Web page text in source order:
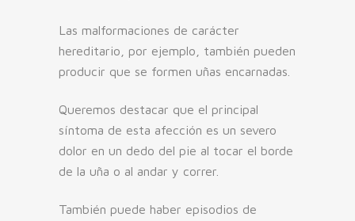
Las malformaciones de carácter
hereditario, por ejemplo, también pueden
producir que se formen uñas encarnadas.
Queremos destacar que el principal
síntoma de esta afección es un severo
dolor en un dedo del pie al tocar el borde
de la uña o al andar y correr.
También puede haber episodios de